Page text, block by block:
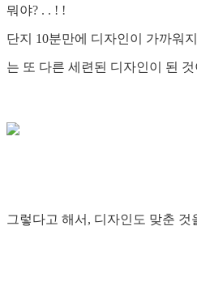
뭐야? . . ! !
단지 10분만에 디자인이 가까워
는 또 다른 세련된 디자인이 된
그렇다고 해서, 디자인도 맞춘 것